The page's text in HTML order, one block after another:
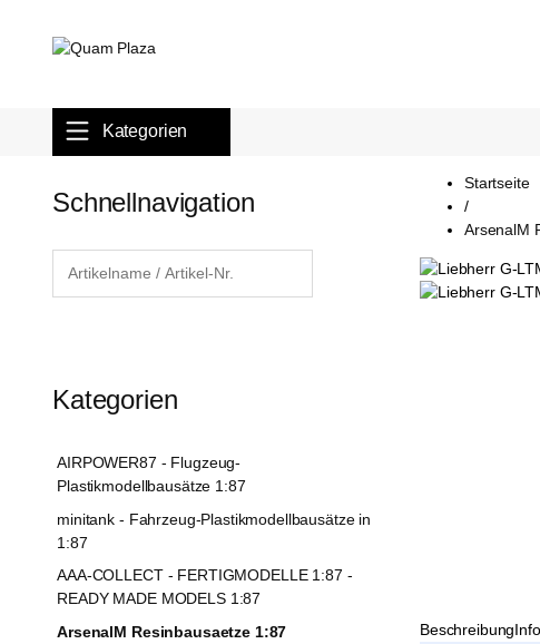
Kategorien
Startseite
/
ArsenalM
Beschreibung
Schnellnavigation
Kategorien
AIRPOWER87 - Flugzeug-
Plastikmodellbausätze 1:87
minitank - Fahrzeug-Plastikmodellbausätze in
1:87
AAA-COLLECT - FERTIGMODELLE 1:87 -
READY MADE MODELS 1:87
ArsenalM Resinbausaetze 1:87